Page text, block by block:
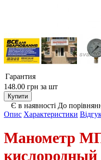
Гарантия
148.00 грн за шт
Є в наявності До
Опис Характеристики
Манометр
кислородный